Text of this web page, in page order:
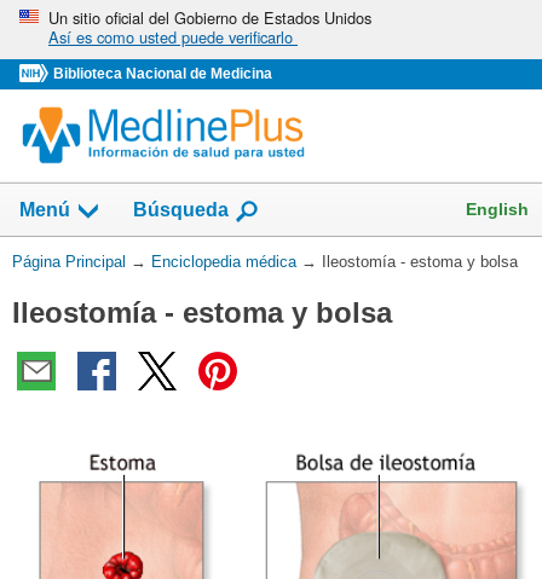
Omita
vaya
al
Contenido
Un sitio oficial del Gobierno de Estados Unidos
Así es como usted puede verificarlo
Biblioteca Nacional de Medicina
Menú Búsqueda English
Usted
aquí:
Página Principal → Enciclopedia médica → Ileostomía - estoma y bolsa
Ileostomía - estoma y bolsa